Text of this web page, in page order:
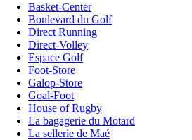
Basket-Center
Boulevard du Golf
Direct Running
Direct-Volley
Espace Golf
Foot-Store
Galop-Store
Goal-Foot
House of Rugby
La bagagerie du Motard
La sellerie de Maé